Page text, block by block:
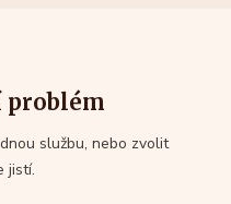
problém
službu, nebo zvolit
jistí.